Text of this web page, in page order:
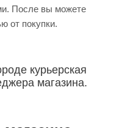
После вы можете
от покупки.
курьерская
магазина.